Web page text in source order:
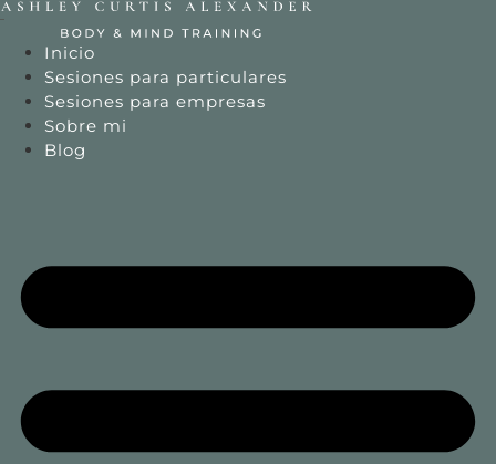
Ir
contenido
Inicio
Sesiones para particulares
Sesiones para empresas
Sobre mi
Blog